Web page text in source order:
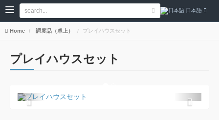
日本語
Home 調度品（卓上） プレイハウスセット
プレイハウスセット